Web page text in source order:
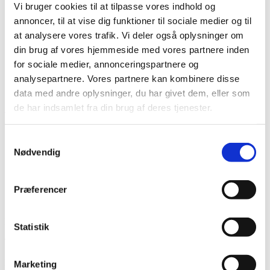
Vi bruger cookies til at tilpasse vores indhold og
annoncer, til at vise dig funktioner til sociale medier og til
at analysere vores trafik. Vi deler også oplysninger om
din brug af vores hjemmeside med vores partnere inden
for sociale medier, annonceringspartnere og
analysepartnere. Vores partnere kan kombinere disse
data med andre oplysninger, du har givet dem, eller som
de har indsamlet fra din brug af deres tjenester.
Nødvendig
Præferencer
Statistik
Marketing
Vare lagt i kurv
Shop videre Til kurv
Har du husket tilbehør?
Modtag nyheder på mail når vi har nye varer eller konkurrencer.